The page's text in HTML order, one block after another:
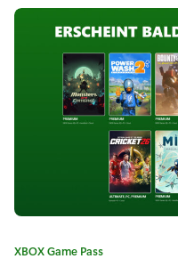
o
K
XBOX Game Pass